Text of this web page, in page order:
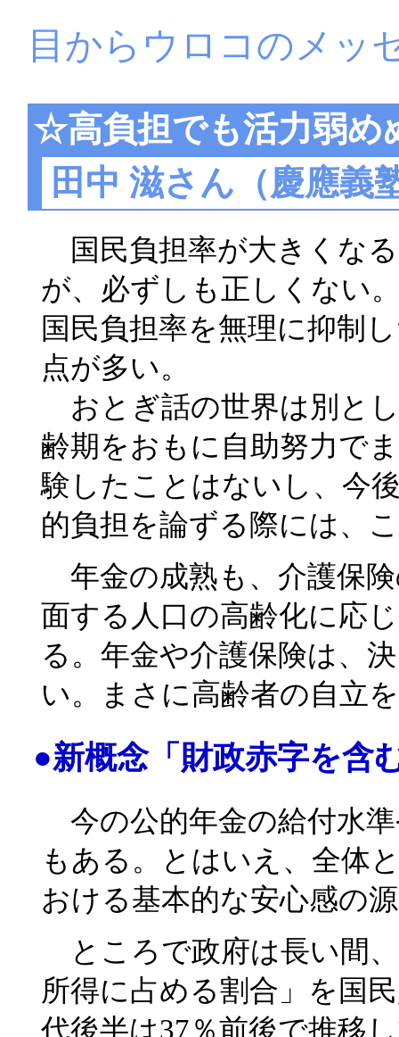
目からウロコのメッ
☆高負担でも活力弱め
田中 滋さん（慶應義
国民負担率が大きくな
が、必ずしも正しくない
国民負担率を無理に抑制
点が多い。
おとぎ話の世界は別と
齢期をおもに自助努力で
験したことはないし、今
的負担を論ずる際には、
年金の成熟も、介護保
面する人口の高齢化に応
る。年金や介護保険は、
い。まさに高齢者の自立
●新概念「財政赤字を含
今の公的年金の給付水
もある。とはいえ、全体
おける基本的な安心感の
ところで政府は長い間
所得に占める割合」を国
代後半は37％前後で推移